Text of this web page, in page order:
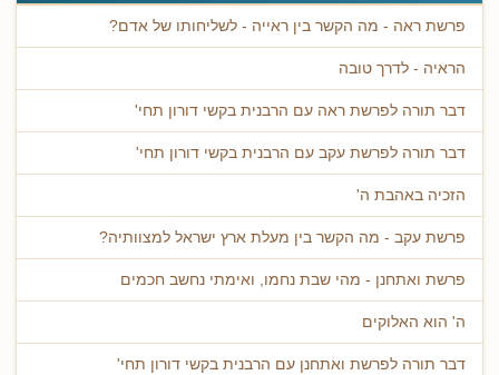
פרשת ראה - מה הקשר בין ראייה - לשליחותו של אדם?
הראיה - לדרך טובה
דבר תורה לפרשת ראה עם הרבנית בקשי דורון תחי'
דבר תורה לפרשת עקב עם הרבנית בקשי דורון תחי'
הזכיה באהבת ה'
פרשת עקב - מה הקשר בין מעלת ארץ ישראל למצוותיה?
פרשת ואתחנן - מהי שבת נחמו, ואימתי נחשב חכמים
ה' הוא האלוקים
דבר תורה לפרשת ואתחנן עם הרבנית בקשי דורון תחי'